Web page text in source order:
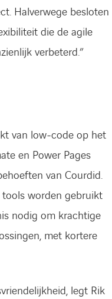
Halverwege besloten
die de agile
verbeterd.”
van low-code op het
en Power Pages
van Courdid.
worden gebruikt
nodig om krachtige
met kortere
legt Rik